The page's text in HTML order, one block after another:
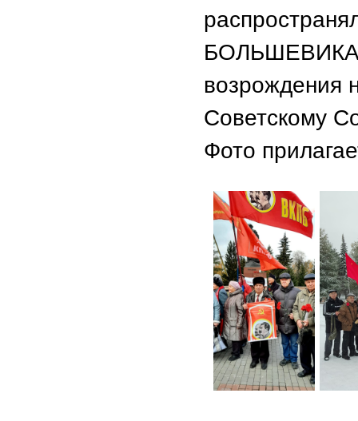
возрождения
Советскому
Фото